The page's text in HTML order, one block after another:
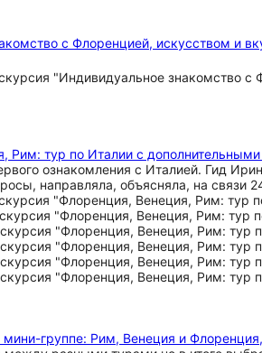
с Флоренцией, искусством и
тур. Ирина объясняет понятно и
нового из истории региона.
Рим: тур по Италии с
ознакомления с Италией. Гид
направляла, объясняла, на
мини-группе: Рим, Венеция и